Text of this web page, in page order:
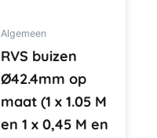
Algemeen
RVS buizen
Ø42.4mm op
maat (1 x 1.05 M
en 1 x 0,45 M en